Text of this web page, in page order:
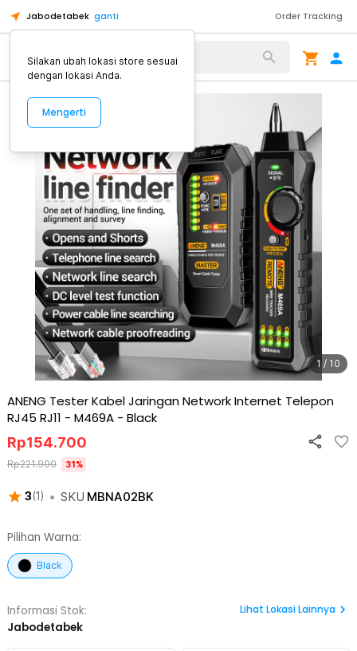
Jabodetabek ganti Order Tracking
Alat Kopi
1 / 10
ANENG Tester Kabel Jaringan Network Internet Telepon
RJ45 RJ11 - M469A - Black
3(1 ) • SKU MBNA02BK
Rp154.700
Rp221.900 31%
Pilihan Warna:
Black
Informasi Stok:
Jabodetabek
Lihat Lokasi Lainnya
Silakan ubah lokasi store sesuai
dengan lokasi Anda.
Mengerti